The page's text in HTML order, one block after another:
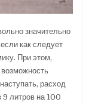
значительно
как следует
При этом,
расход
9 литров на 100